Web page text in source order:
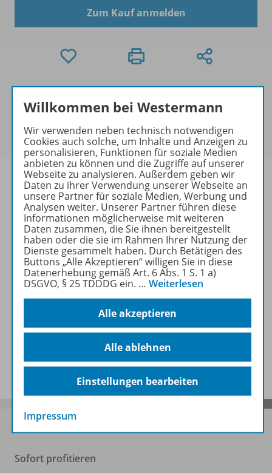
Zum Kauf anmelden
Dieses Produkt darf nur von Lehrkräften,
Schulen erworben werden.
Produktinformationen
Beschreibung
Zugehörige Produkte
Benachrichtigungs-Service
Sofort profitieren
Willkommen bei Westermann
Wir verwenden neben technisch notwendigen
Cookies auch solche, um Inhalte und Anzeigen zu
personalisieren, Funktionen für soziale Medien
anbieten zu können und die Zugriffe auf unserer
Webseite zu analysieren. Außerdem geben wir
Daten zu ihrer Verwendung unserer Webseite an
unsere Partner für soziale Medien, Werbung und
Analysen weiter. Unserer Partner führen diese
Informationen möglicherweise mit weiteren
Daten zusammen, die Sie ihnen bereitgestellt
haben oder die sie im Rahmen Ihrer Nutzung der
Dienste gesammelt haben. Durch Betätigen des
Buttons „Alle Akzeptieren“ willigen Sie in diese
Datenerhebung gemäß Art. 6 Abs. 1 S. 1 a)
DSGVO, § 25 TDDDG ein. … Weiterlesen
Alle akzeptieren
Alle ablehnen
Einstellungen bearbeiten
Impressum